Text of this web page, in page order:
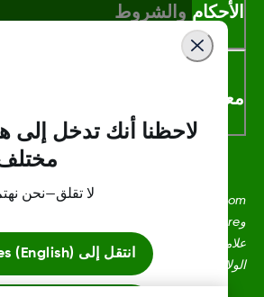
والشروط
اكثر
المتحدة و/أو بلدان أخرى.
لاحظنا أنك تدخل إلى هذا
مختلف
لا تقلق—نحن نهتم
انتقل إلى (English)